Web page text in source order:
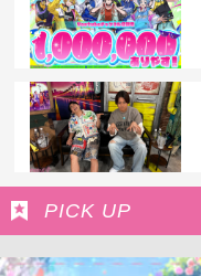
PICK UP